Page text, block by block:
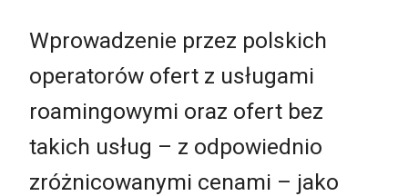
Wprowadzenie przez polskich
operatorów ofert z usługami
roamingowymi oraz ofert bez
takich usług – z odpowiednio
zróżnicowanymi cenami – jako